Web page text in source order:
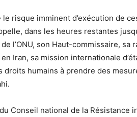
le risque imminent d’exécution de
dans les heures restantes
de l’ONU, son Haut-commissaire,
en Iran, sa mission internationale
droits humains à prendre des
Conseil national de la Résistance